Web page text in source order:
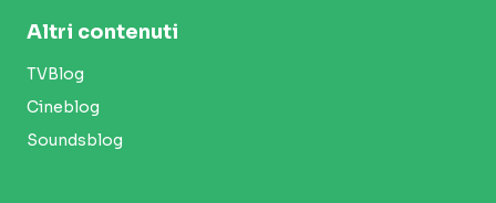
Altri contenuti
TVBlog
Cineblog
Soundsblog